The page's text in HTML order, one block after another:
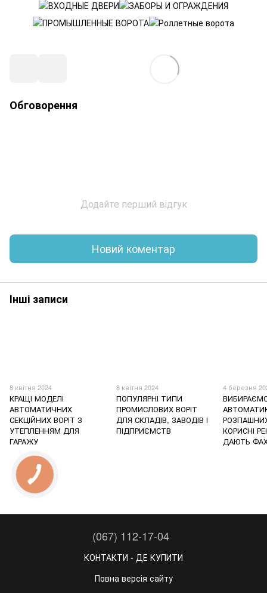
Обговорення
Додайте перший відгук
Новий коментар
Інші записи
8 квітня 2024
КРАЩІ МОДЕЛІ
АВТОМАТИЧНИХ
СЕКЦІЙНИХ ВОРІТ З
УТЕПЛЕННЯМ ДЛЯ
ГАРАЖУ
8 квітня 2024
ПОПУЛЯРНІ ТИПИ
ПРОМИСЛОВИХ ВОРІТ
ДЛЯ СКЛАДІВ, ЗАВОДІВ І
ПІДПРИЄМСТВ
4 березня
КОРИСНІ
ДАЮТЬ
(067) 112-17-04
КОНТАКТИ - ДЕ КУПИТИ
Повна версія сайту